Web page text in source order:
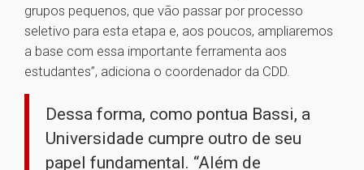
grupos pequenos, que vão passar por processo
seletivo para esta etapa e, aos poucos, ampliaremos
a base com essa importante ferramenta aos
estudantes”, adiciona o coordenador da CDD.
Dessa forma, como pontua Bassi, a
Universidade cumpre outro de seu
papel fundamental. “Além de